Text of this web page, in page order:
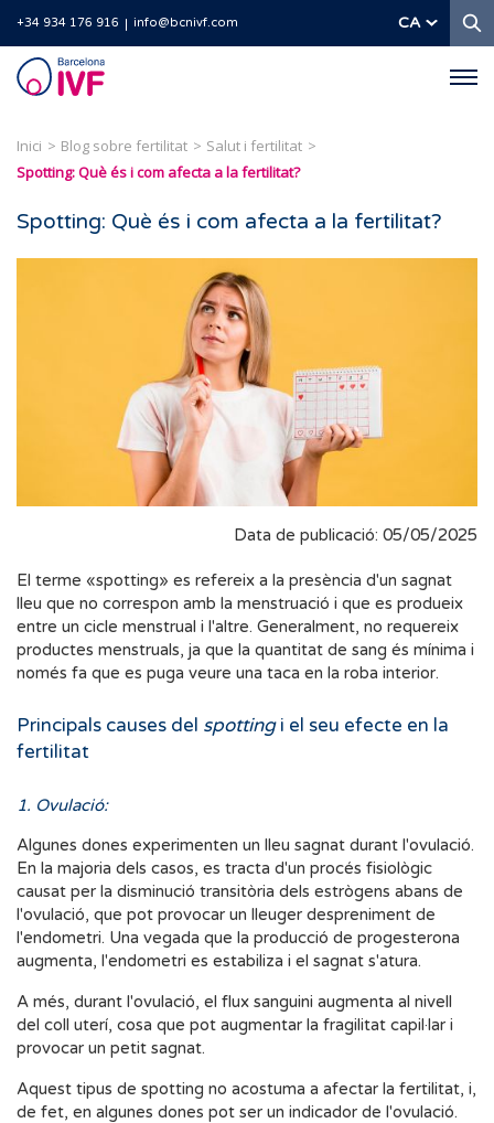
+34 934 176 916 info@bcnivf.com CA
Barcelona
IVF
Inici Blog sobre fertilitat
Salut i fertilitat
Spotting: Què és i com afecta a la fertilitat?
Spotting: Què és i com afecta a la fertilitat?
Data de publicació: 05/05/2025
El terme «spotting» es refereix a la presència d'un sagnat
lleu que no correspon amb la menstruació i que es produeix
entre un cicle menstrual i l'altre. Generalment, no requereix
productes menstruals, ja que la quantitat de sang és mínima i
només fa que es puga veure una taca en la roba interior.
Principals causes del spottingi el seu efecte en la
fertilitat
1. Ovulació:
Algunes dones experimenten un lleu sagnat durant l'ovulació.
En la majoria dels casos, es tracta d'un procés fisiològic
causat per la disminució transitòria dels estrògens abans de
l'ovulació, que pot provocar un lleuger despreniment de
l'endometri. Una vegada que la producció de progesterona
augmenta, l'endometri es estabiliza i el sagnat s'atura.
A més, durant l'ovulació, el flux sanguini augmenta al nivell
del coll uterí, cosa que pot augmentar la fragilitat capil·lar i
provocar un petit sagnat.
Aquest tipus de spotting no acostuma a afectar la fertilitat, i,
de fet, en algunes dones pot ser un indicador de l'ovulació.